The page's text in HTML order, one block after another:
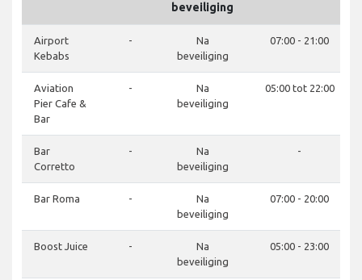
beveiliging
Airport
Kebabs
-
Na
beveiliging
07:00 - 21:00
Aviation
Pier Cafe &
Bar
-
Na
beveiliging
05:00 tot 22:00
Bar
Corretto
-
Na
beveiliging
-
Bar Roma -
Na
beveiliging
07:00 - 20:00
Boost Juice -
Na
beveiliging
05:00 - 23:00